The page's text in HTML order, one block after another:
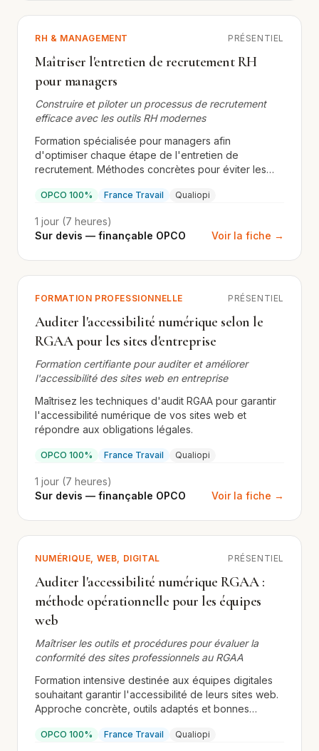
RH & MANAGEMENT PRÉSENTIEL
Maîtriser l'entretien de recrutement RH
pour managers
Construire et piloter un processus de recrutement
efficace avec les outils RH modernes
Formation spécialisée pour managers afin
d'optimiser chaque étape de l'entretien de
recrutement. Méthodes concrètes pour éviter les
OPCO 100% France Travail Qualiopi
1 jour (7 heures)
Sur devis — finançable OPCO
Voir la fiche →
FORMATION PROFESSIONNELLE PRÉSENTIEL
Auditer l'accessibilité numérique selon le
RGAA pour les sites d'entreprise
Formation certifiante pour auditer et améliorer
l'accessibilité des sites web en entreprise
Maîtrisez les techniques d'audit RGAA pour garantir
l'accessibilité numérique de vos sites web et
répondre aux obligations légales.
OPCO 100% France Travail Qualiopi
1 jour (7 heures)
Sur devis — finançable OPCO
Voir la fiche →
NUMÉRIQUE, WEB, DIGITAL PRÉSENTIEL
Auditer l'accessibilité numérique RGAA :
méthode opérationnelle pour les équipes
web
Maîtriser les outils et procédures pour évaluer la
conformité des sites professionnels au RGAA
Formation intensive destinée aux équipes digitales
souhaitant garantir l'accessibilité de leurs sites web.
Approche concrète, outils adaptés et bonnes
OPCO 100% France Travail Qualiopi